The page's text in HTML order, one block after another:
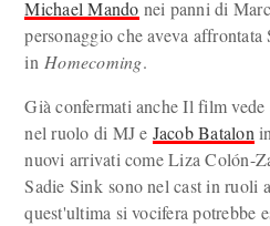
Michael Mando nei panni di
personaggio che aveva affrontata
in Homecoming.
Già confermati anche Il film
nel ruolo di MJ e Jacob Batalon
nuovi arrivati come Liza Colón-
Sadie Sink sono nel cast in ruoli
quest'ultima si vocifera potrebbe